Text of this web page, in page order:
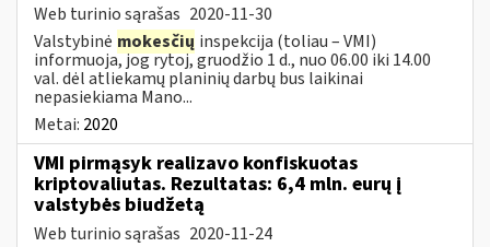
Web turinio sąrašas 2020-11-30
Valstybinė mokesčių inspekcija (toliau – VMI)
informuoja, jog rytoj, gruodžio 1 d., nuo 06.00 iki 14.00
val. dėl atliekamų planinių darbų bus laikinai
nepasiekiama Mano...
Metai: 2020
VMI pirmąsyk realizavo konfiskuotas
kriptovaliutas. Rezultatas: 6,4 mln. eurų į
valstybės biudžetą
Web turinio sąrašas 2020-11-24